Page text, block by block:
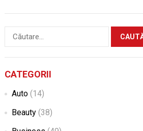
Caută
CATEGORII
Auto(14)
Beauty(38)